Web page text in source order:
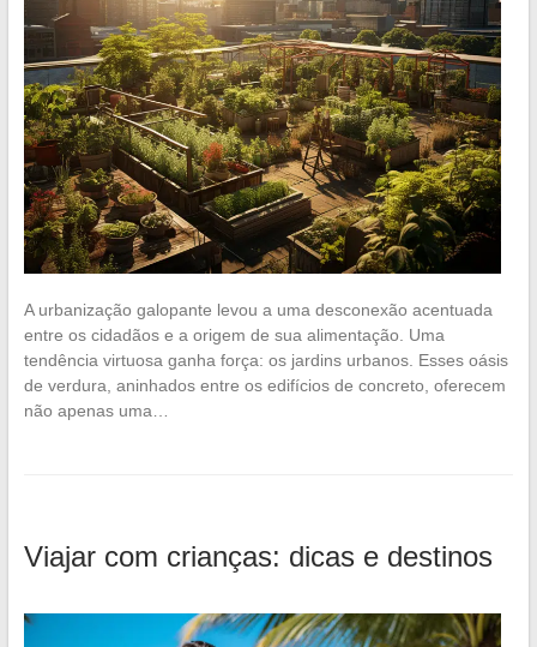
A urbanização galopante levou a uma desconexão acentuada
entre os cidadãos e a origem de sua alimentação. Uma
tendência virtuosa ganha força: os jardins urbanos. Esses oásis
de verdura, aninhados entre os edifícios de concreto, oferecem
não apenas uma…
Viajar com crianças: dicas e destinos